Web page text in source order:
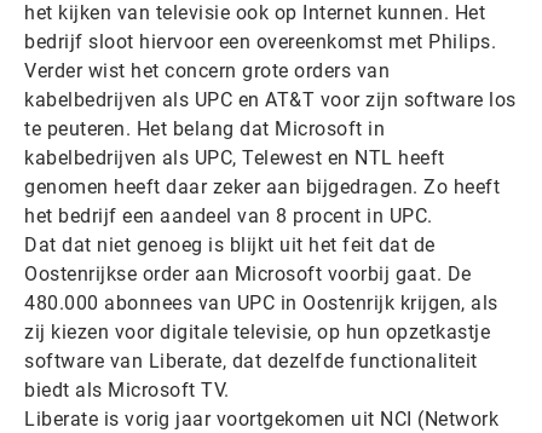
het kijken van televisie ook op Internet kunnen. Het
bedrijf sloot hiervoor een overeenkomst met Philips.
Verder wist het concern grote orders van
kabelbedrijven als UPC en AT&T voor zijn software los
te peuteren. Het belang dat Microsoft in
kabelbedrijven als UPC, Telewest en NTL heeft
genomen heeft daar zeker aan bijgedragen. Zo heeft
het bedrijf een aandeel van 8 procent in UPC.
Dat dat niet genoeg is blijkt uit het feit dat de
Oostenrijkse order aan Microsoft voorbij gaat. De
480.000 abonnees van UPC in Oostenrijk krijgen, als
zij kiezen voor digitale televisie, op hun opzetkastje
software van Liberate, dat dezelfde functionaliteit
biedt als Microsoft TV.
Liberate is vorig jaar voortgekomen uit NCI (Network